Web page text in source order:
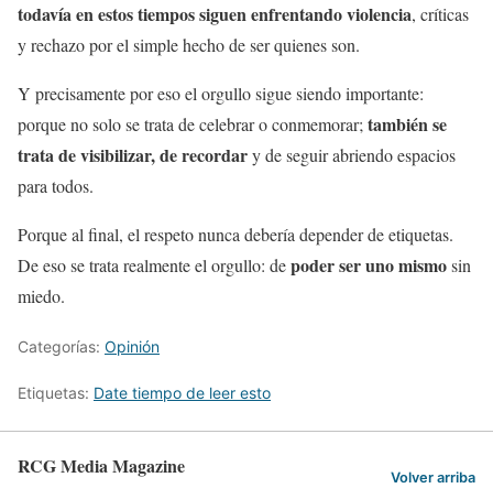
todavía en estos tiempos siguen enfrentando violencia, críticas
y rechazo por el simple hecho de ser quienes son.
Y precisamente por eso el orgullo sigue siendo importante:
porque no solo se trata de celebrar o conmemorar; también se
trata de visibilizar, de recordary de seguir abriendo espacios
para todos.
Porque al final, el respeto nunca debería depender de etiquetas.
De eso se trata realmente el orgullo: depoder ser uno mismosin
miedo.
Categorías: Opinión
Etiquetas: Date tiempo de leer esto
RCG Media Magazine Volver arriba